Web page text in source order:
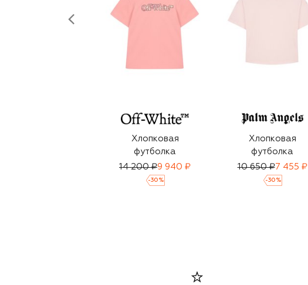
Хлопковая
футболка
14 200 ₽9 940 ₽
-30 %
Хлопковая
футболка
10 650 ₽7 455 ₽
-30 %